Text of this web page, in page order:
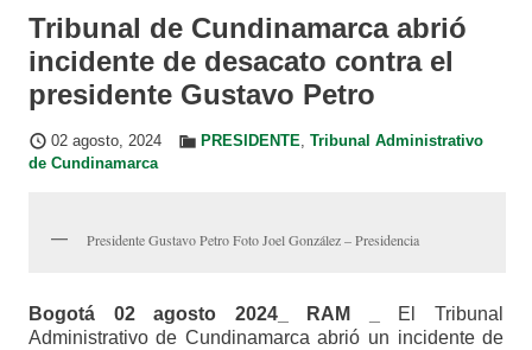
Tribunal de Cundinamarca abrió
incidente de desacato contra el
presidente Gustavo Petro
02 agosto, 2024 PRESIDENTE, Tribunal Administrativo
de Cundinamarca
Presidente Gustavo Petro Foto Joel González – Presidencia
Bogotá 02 agosto 2024_ RAM _
El Tribunal
Administrativo de Cundinamarca abrió un incidente de